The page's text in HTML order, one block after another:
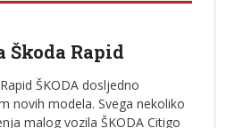
Škoda Rapid
ŠKODA dosljedno
novih modela. Svega nekoliko
malog vozila ŠKODA Citigo